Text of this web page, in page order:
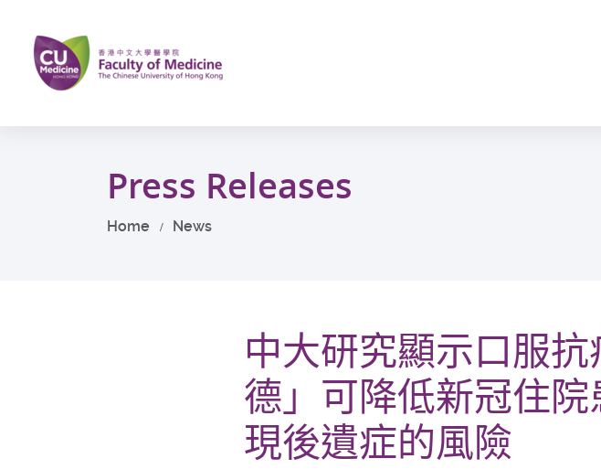
main
content
Press Releases
Home News
中大研究顯示口服
德」可降低新冠住
現後遺症的風險